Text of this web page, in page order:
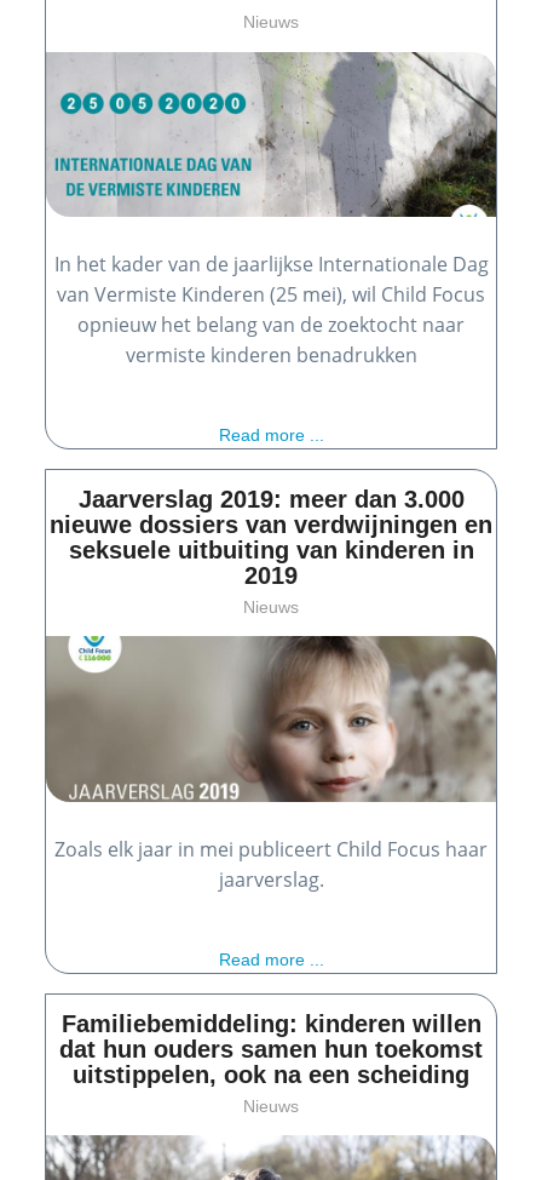
Nieuws
In het kader van de jaarlijkse Internationale Dag
van Vermiste Kinderen (25 mei), wil Child Focus
opnieuw het belang van de zoektocht naar
vermiste kinderen benadrukken
Read more ...
Jaarverslag 2019: meer dan 3.000
nieuwe dossiers van verdwijningen en
seksuele uitbuiting van kinderen in
2019
Nieuws
Zoals elk jaar in mei publiceert Child Focus haar
jaarverslag.
Read more ...
Familiebemiddeling: kinderen willen
dat hun ouders samen hun toekomst
uitstippelen, ook na een scheiding
Nieuws